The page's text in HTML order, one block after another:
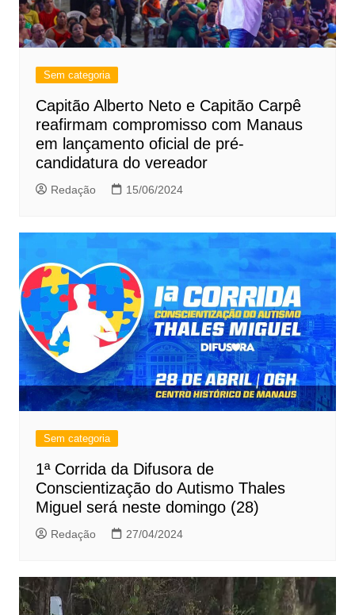
Sem categoria
Capitão Alberto Neto e Capitão Carpê
reafirmam compromisso com Manaus
em lançamento oficial de pré-
candidatura do vereador
Redação 15/06/2024
Sem categoria
1ª Corrida da Difusora de
Conscientização do Autismo Thales
Miguel será neste domingo (28)
Redação 27/04/2024